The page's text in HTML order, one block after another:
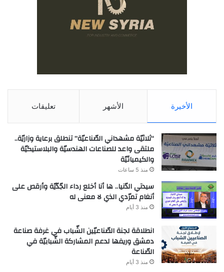
الأخيرة الأشهر تعليقات
“ثلاثيّة مشهداني الصّناعيّة” تنطلق برعاية وزاريّة..
ملتقى واعد للصناعات الهندسيّة والبلاستيكيّة
والكيميائيّة
منذ 5 ساعات
سيدتي الدّنيا.. ها أنا أخلع رداء الجّدّيّة وأرقص على
أنغام تمرّدي الذي لا معنى له
منذ 3 أيام
انطلاقة لجنة الصّناعيّين الشّباب في غرفة صناعة
دمشق وريفها لدعم المشاركة الشّبابيّة في
الصّناعة
منذ 3 أيام